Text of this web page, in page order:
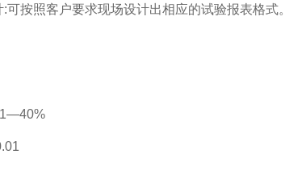
可按照客户要求现场设计出相应的试验报表格式。